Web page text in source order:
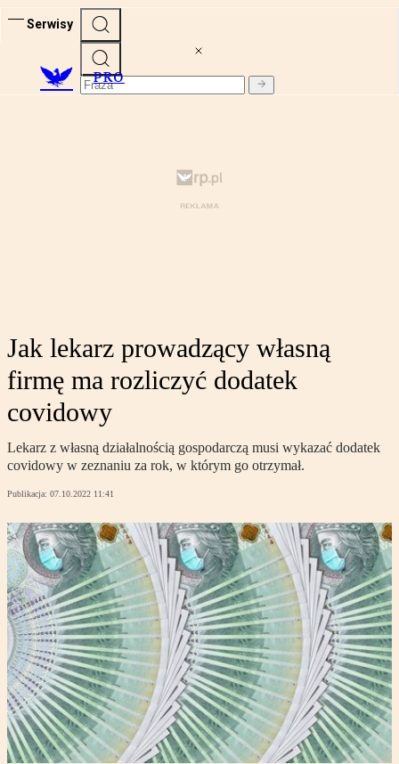
Serwisy
PRO
Jak lekarz prowadzący własną
firmę ma rozliczyć dodatek
covidowy
Lekarz z własną działalnością gospodarczą musi wykazać dodatek
covidowy w zeznaniu za rok, w którym go otrzymał.
Publikacja: 07.10.2022 11:41